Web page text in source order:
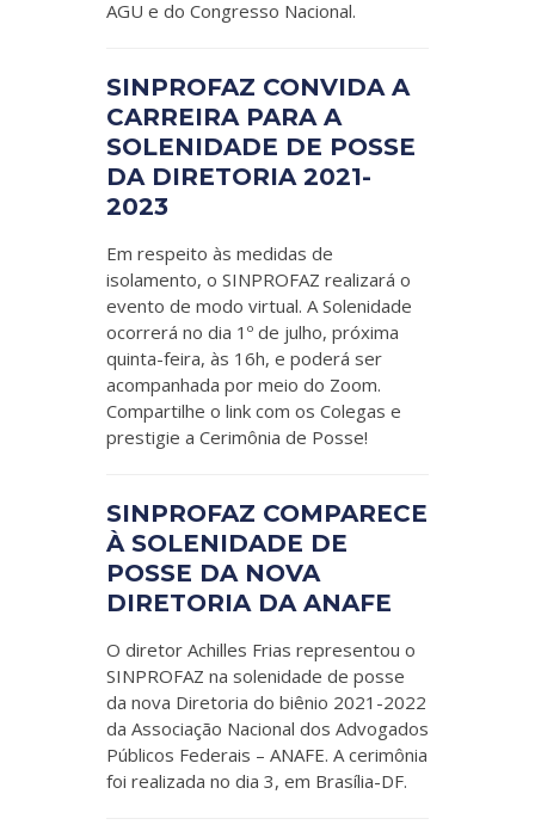
AGU e do Congresso Nacional.
SINPROFAZ CONVIDA A
CARREIRA PARA A
SOLENIDADE DE POSSE
DA DIRETORIA 2021-
2023
Em respeito às medidas de
isolamento, o SINPROFAZ realizará o
evento de modo virtual. A Solenidade
ocorrerá no dia 1º de julho, próxima
quinta-feira, às 16h, e poderá ser
acompanhada por meio do Zoom.
Compartilhe o link com os Colegas e
prestigie a Cerimônia de Posse!
SINPROFAZ COMPARECE
À SOLENIDADE DE
POSSE DA NOVA
DIRETORIA DA ANAFE
O diretor Achilles Frias representou o
SINPROFAZ na solenidade de posse
da nova Diretoria do biênio 2021-2022
da Associação Nacional dos Advogados
Públicos Federais – ANAFE. A cerimônia
foi realizada no dia 3, em Brasília-DF.